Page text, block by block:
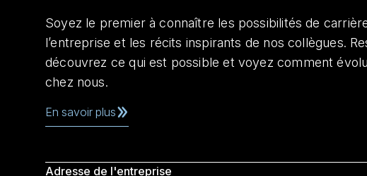
Soyez le premier à connaître les possibilités de
l’entreprise et les récits inspirants de nos collègues.
découvrez ce qui est possible et voyez comment
chez nous.
En savoir plus
Adresse de l'entreprise